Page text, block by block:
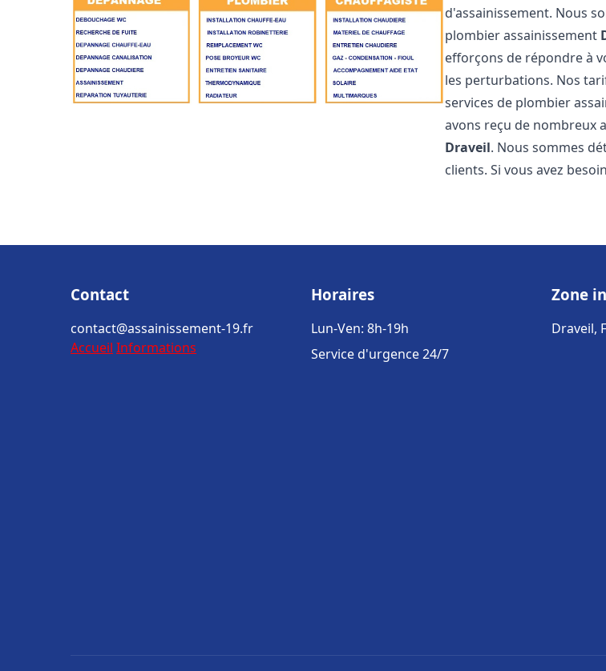
d'assainissement. Nous
plombier assainissement
efforçons de répondre à
les perturbations. Nos
services de plombier
avons reçu de nombreux
Draveil. Nous sommes
clients. Si vous avez
Contact
contact@assainissement-19.fr
Accueil Informations
Horaires
Lun-Ven: 8h-19h
Service d'urgence 24/7
Zone
Draveil,